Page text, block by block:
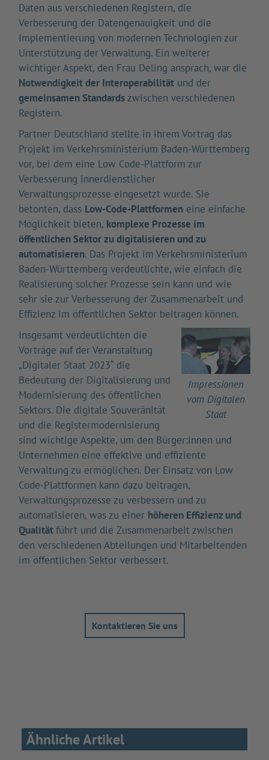
Daten aus verschiedenen Registern, die
Verbesserung der Datengenauigkeit und die
Implementierung von modernen Technologien zur
Unterstützung der Verwaltung. Ein weiterer
wichtiger Aspekt, den Frau Deling ansprach, war die
Notwendigkeit der Interoperabilität und der
gemeinsamen Standards zwischen verschiedenen
Registern.
Partner Deutschland stellte in ihrem Vortrag das
Projekt im Verkehrsministerium Baden-Württemberg
vor, bei dem eine Low Code-Plattform zur
Verbesserung innerdienstlicher
Verwaltungsprozesse eingesetzt wurde. Sie
betonten, dass Low-Code-Plattformen eine einfache
Möglichkeit bieten, komplexe Prozesse im
öffentlichen Sektor zu digitalisieren und zu
automatisieren. Das Projekt im Verkehrsministerium
Baden-Württemberg verdeutlichte, wie einfach die
Realisierung solcher Prozesse sein kann und wie
sehr sie zur Verbesserung der Zusammenarbeit und
Effizienz im öffentlichen Sektor beitragen können.
Impressionen
vom Digitalen
Staat
Insgesamt verdeutlichten die
Vorträge auf der Veranstaltung
„Digitaler Staat 2023“ die
Bedeutung der Digitalisierung und
Modernisierung des öffentlichen
Sektors. Die digitale Souveränität
und die Registermodernisierung
sind wichtige Aspekte, um den Bürger:innen und
Unternehmen eine effektive und effiziente
Verwaltung zu ermöglichen. Der Einsatz von Low
Code-Plattformen kann dazu beitragen,
Verwaltungsprozesse zu verbessern und zu
automatisieren, was zu einer höheren Effizienz und
Qualitätführt und die Zusammenarbeit zwischen
den verschiedenen Abteilungen und Mitarbeitenden
im öffentlichen Sektor verbessert.
Kontaktieren Sie uns
Ähnliche Artikel